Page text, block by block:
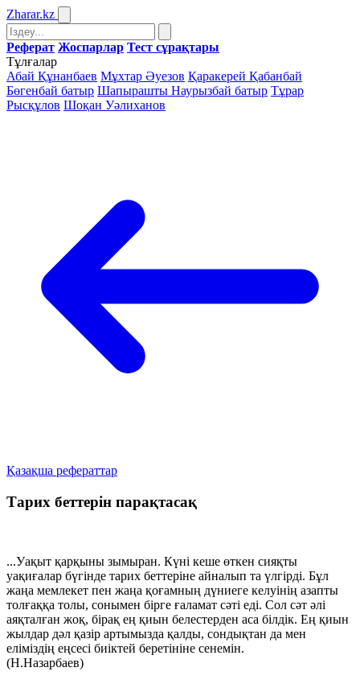
Zharar.kz
Реферат Жоспарлар Тест сұрақтары
Тұлғалар
Абай Құнанбаев Мұхтар Әуезов Қаракерей Қабанбай
Бөгенбай батыр Шапырашты Наурызбай батыр Тұрар
Рысқұлов Шоқан Уәлиханов
Қазақша рефераттар
Тарих беттерін парақтасақ
...Уақыт қарқыны зымыран. Күні кеше өткен сияқты
уақиғалар бүгінде тарих беттеріне айналып та үлгірді. Бұл
жаңа мемлекет пен жаңа қоғамның дүниеге келуінің азапты
толғаққа толы, сонымен бірге ғаламат сәті еді. Сол сәт әлі
аяқталған жоқ, бірақ ең қиын белестерден аса білдік. Ең қиын
жылдар дәл қазір артымызда қалды, сондықтан да мен
еліміздің еңсесі биіктей беретініне сенемін.
(Н.Назарбаев)